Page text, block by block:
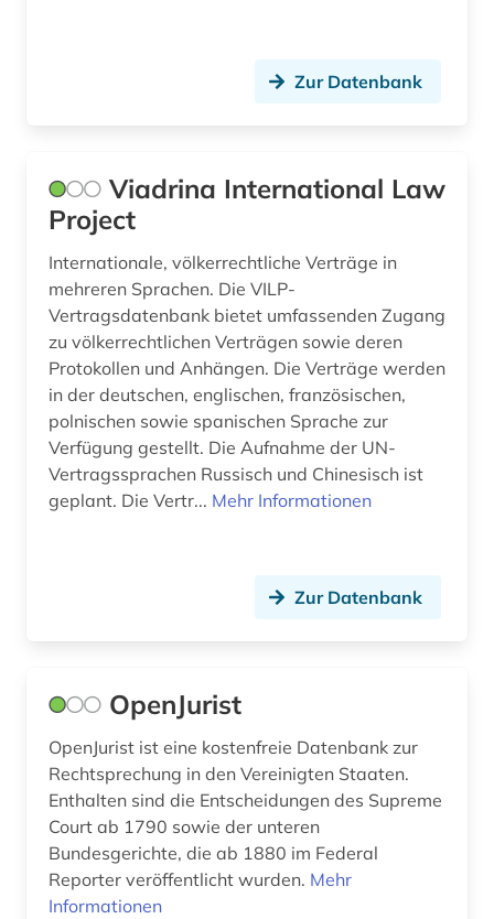
wirtschaftsrecht (2)
wörterbuch (12)
zeitgeschichte (1)
zeitschriftenaufsätze (2)
österreich (2)
Zur Datenbank
Viadrina International Law
Project
Internationale, völkerrechtliche Verträge in
mehreren Sprachen. Die VILP-
Vertragsdatenbank bietet umfassenden Zugang
zu völkerrechtlichen Verträgen sowie deren
Protokollen und Anhängen. Die Verträge werden
in der deutschen, englischen, französischen,
polnischen sowie spanischen Sprache zur
Verfügung gestellt. Die Aufnahme der UN-
Vertragssprachen Russisch und Chinesisch ist
geplant. Die Vertr... Mehr Informationen
Zur Datenbank
OpenJurist
OpenJurist ist eine kostenfreie Datenbank zur
Rechtsprechung in den Vereinigten Staaten.
Enthalten sind die Entscheidungen des Supreme
Court ab 1790 sowie der unteren
Bundesgerichte, die ab 1880 im Federal
Reporter veröffentlicht wurden. Mehr
Informationen